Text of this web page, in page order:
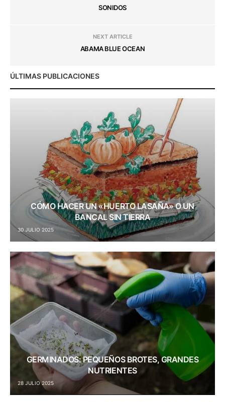
SONIDOS
NEXT ARTICLE
ABAMA BLUE OCEAN
ÚLTIMAS PUBLICACIONES
CÓMO HACER UN «HUERTO LASAÑA» O UN
BANCAL SIN TIERRA
30 JULIO 2025
GERMINADOS: PEQUEÑOS BROTES, GRANDES
NUTRIENTES
28 JULIO 2025